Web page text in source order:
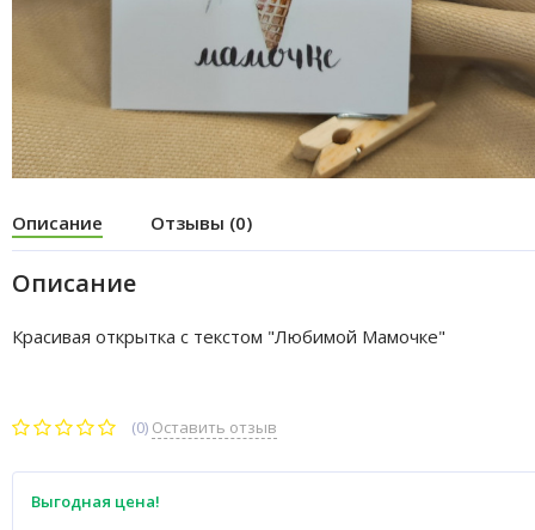
Описание Отзывы (0)
Описание
Красивая открытка с текстом "Любимой Мамочке"
(0) Оставить отзыв
Выгодная цена!